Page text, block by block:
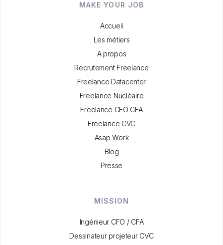
MAKE YOUR JOB
Accueil
Les métiers
A propos
Recrutement Freelance
Freelance Datacenter
Freelance Nucléaire
Freelance CFO CFA
Freelance CVC
Asap Work
Blog
Presse
MISSION
Ingénieur CFO / CFA
Dessinateur projeteur CVC